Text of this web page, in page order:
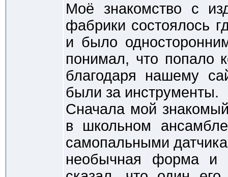
Моё знакомство с
фабрики состоялось
и было
понимал, что попало
благодаря нашему
были за инструменты.
Сначала мой
в школьном
самопальными
необычная форма и